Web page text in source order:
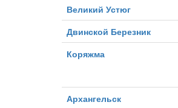
Великий Устюг
Двинской Березник
Коряжма
Архангельск